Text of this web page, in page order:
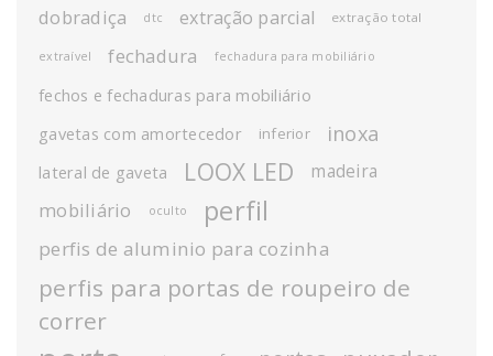
dobradiça dtc extração parcial extração total
extraível fechadura fechadura para mobiliário
fechos e fechaduras para mobiliário
gavetas com amortecedor
inferior inoxa
lateral de gaveta LOOX LED madeira
mobiliário oculto perfil
perfis de aluminio para cozinha
perfis para portas de roupeiro de
correr